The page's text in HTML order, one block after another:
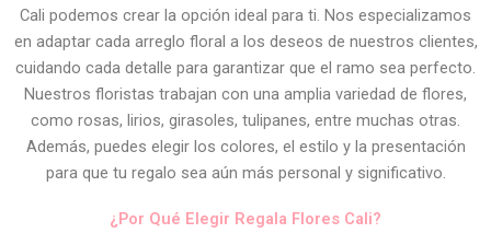
Cali podemos crear la opción ideal para ti. Nos especializamos
en adaptar cada arreglo floral a los deseos de nuestros clientes,
cuidando cada detalle para garantizar que el ramo sea perfecto.
Nuestros floristas trabajan con una amplia variedad de flores,
como rosas, lirios, girasoles, tulipanes, entre muchas otras.
Además, puedes elegir los colores, el estilo y la presentación
para que tu regalo sea aún más personal y significativo.
¿Por Qué Elegir Regala Flores Cali?